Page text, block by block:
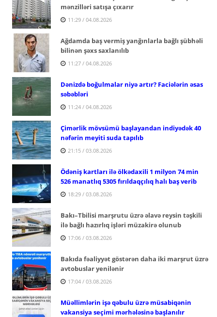
mənzilləri satışa çıxarır
11:29 / 04.08.2026
Ağdamda baş vermiş yanğınlarla bağlı şübhəli
bilinən şəxs saxlanılıb
11:27 / 04.08.2026
Dənizdə boğulmalar niyə artır? Faciələrin əsas
səbəbləri
11:24 / 04.08.2026
Çimərlik mövsümü başlayandan indiyədək 40
nəfərin meyiti suda tapılıb
21:15 / 03.08.2026
Ödəniş kartları ilə ölkədaxili 1 milyon 74 min
526 manatlıq 5305 fırıldaqçılıq halı baş verib
18:29 / 03.08.2026
Bakı–Tbilisi marşrutu üzrə əlavə reysin təşkili
ilə bağlı hazırlıq işləri müzakirə olunub
17:06 / 03.08.2026
Bakıda fəaliyyət göstərən daha iki marşrut üzrə
avtobuslar yenilənir
17:04 / 03.08.2026
Müəllimlərin işə qəbulu üzrə müsabiqənin
vakansiya seçimi mərhələsinə başlanılır